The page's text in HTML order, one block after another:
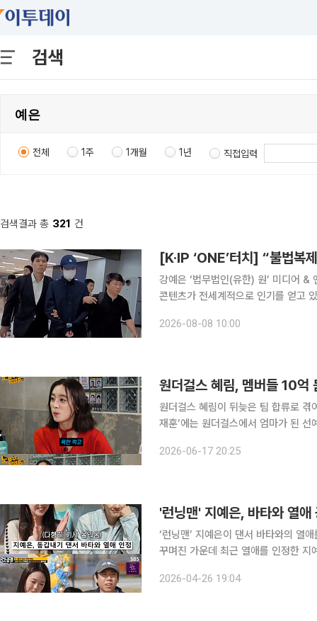
검색
전체 1주 1개월 1년 직접입력
검색결과 총 321 건
강예은 ‘법무법인(유한) 원’ 미디어 & 엔터테인먼트팀 변호
콘텐츠가 전세계적으로 인기를 얻고
체 사이트가 즉시 등장하는 등 저작권
2026-08-08 10:00
원더걸스 혜림, 멤버들 10
원더걸스 혜림이 뒤늦은 팀 합류로 겪어야 했던 고충을
재훈’에는 원더걸스에서 엄마가 된
다”라며 “‘Nobody’가 절정이었는데
2026-06-17 20:25
'런닝맨' 지예은, 바타와 열
‘런닝맨’ 지예은이 댄서 바타와의 열애를 언급했다. 26일 방송된 SBS ‘
꾸며진 가운데 최근 열애를 인정한 지예은의 열애에
해 보겠다”라며 초조한 모습을 보였고
2026-04-26 19:04